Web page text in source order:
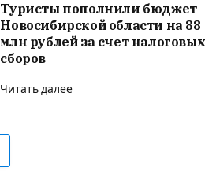
Туристы пополнили бюджет
Новосибирской области на 88
млн рублей за счет налоговых
сборов
Читать далее